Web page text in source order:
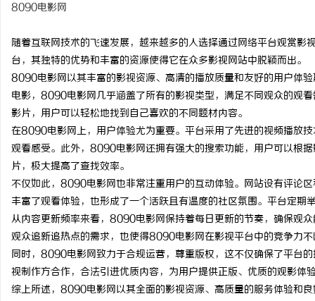
8090电影网
随着互联网技术的飞速发展，越来越多的人选择通过网络平台观赏
台，其独特的优势和丰富的资源使得它在众多影视网站中脱颖而出。
8090电影网以其丰富的影视资源、高清的播放质量和友好的用户体
电影，8090电影网几乎涵盖了所有的影视类型，满足不同观众的观
影片，用户可以轻松地找到自己喜欢的不同题材内容。
在8090电影网上，用户体验尤为重要。平台采用了先进的视频播放
观看感受。此外，8090电影网还拥有强大的搜索功能，用户可以根
片，极大提高了查找效率。
不仅如此，8090电影网也非常注重用户的互动体验。网站设有评论
丰富了观看体验，也形成了一个活跃且有温度的社区氛围。平台定期
从内容更新频率来看，8090电影网保持着每日更新的节奏，确保观
观众追新追热点的需求，也使得8090电影网在影视平台中的竞争力
同时，8090电影网致力于合规运营，尊重版权，这不仅确保了平台
视制作方合作，合法引进优质内容，为用户提供正版、优质的观影体
综上所述，8090电影网以其全面的影视资源、高质量的服务体验和